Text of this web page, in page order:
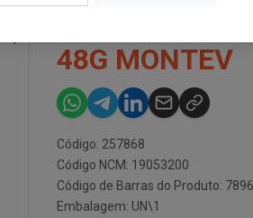
TUB-IN BISC
48G MONTEV
Código: 257868
Código NCM: 19053200
Código de Barras do Produto:
Embalagem: UN\1